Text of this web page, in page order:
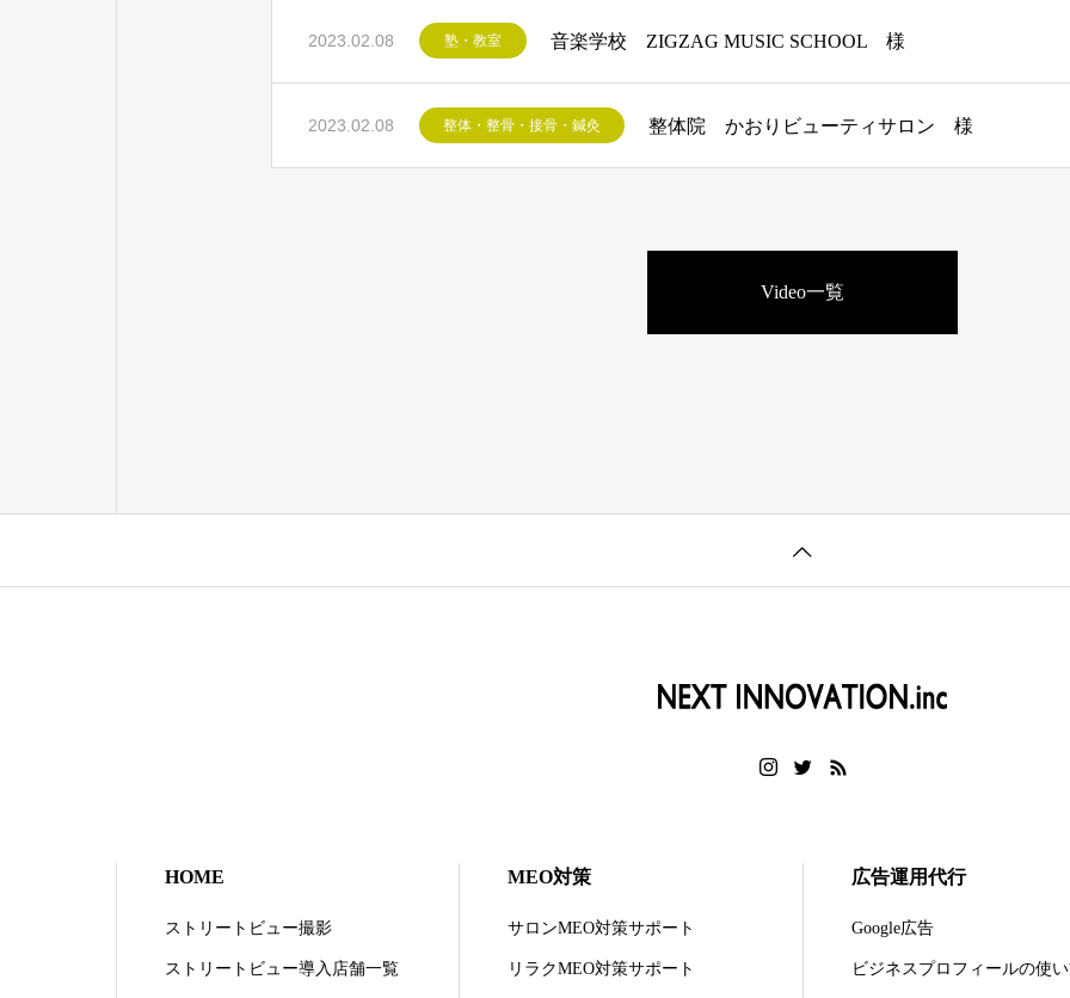
2023.02.08 塾・教室 音楽学校 ZIGZAG MUSIC SCHOOL 様
2023.02.08 整体・整骨・接骨・鍼灸 整体院 かおりビューティサロン 様
Video一覧
HOME
ストリートビュー撮影
ストリートビュー導入店舗一覧
MEO対策
サロンMEO対策サポート
リラクMEO対策サポート
広告運用代行
Google広告
ビジネスプロフィールの使